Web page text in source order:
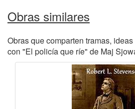
Obras similares
Obras que comparten tramas,
con "El policía que ríe" de Maj